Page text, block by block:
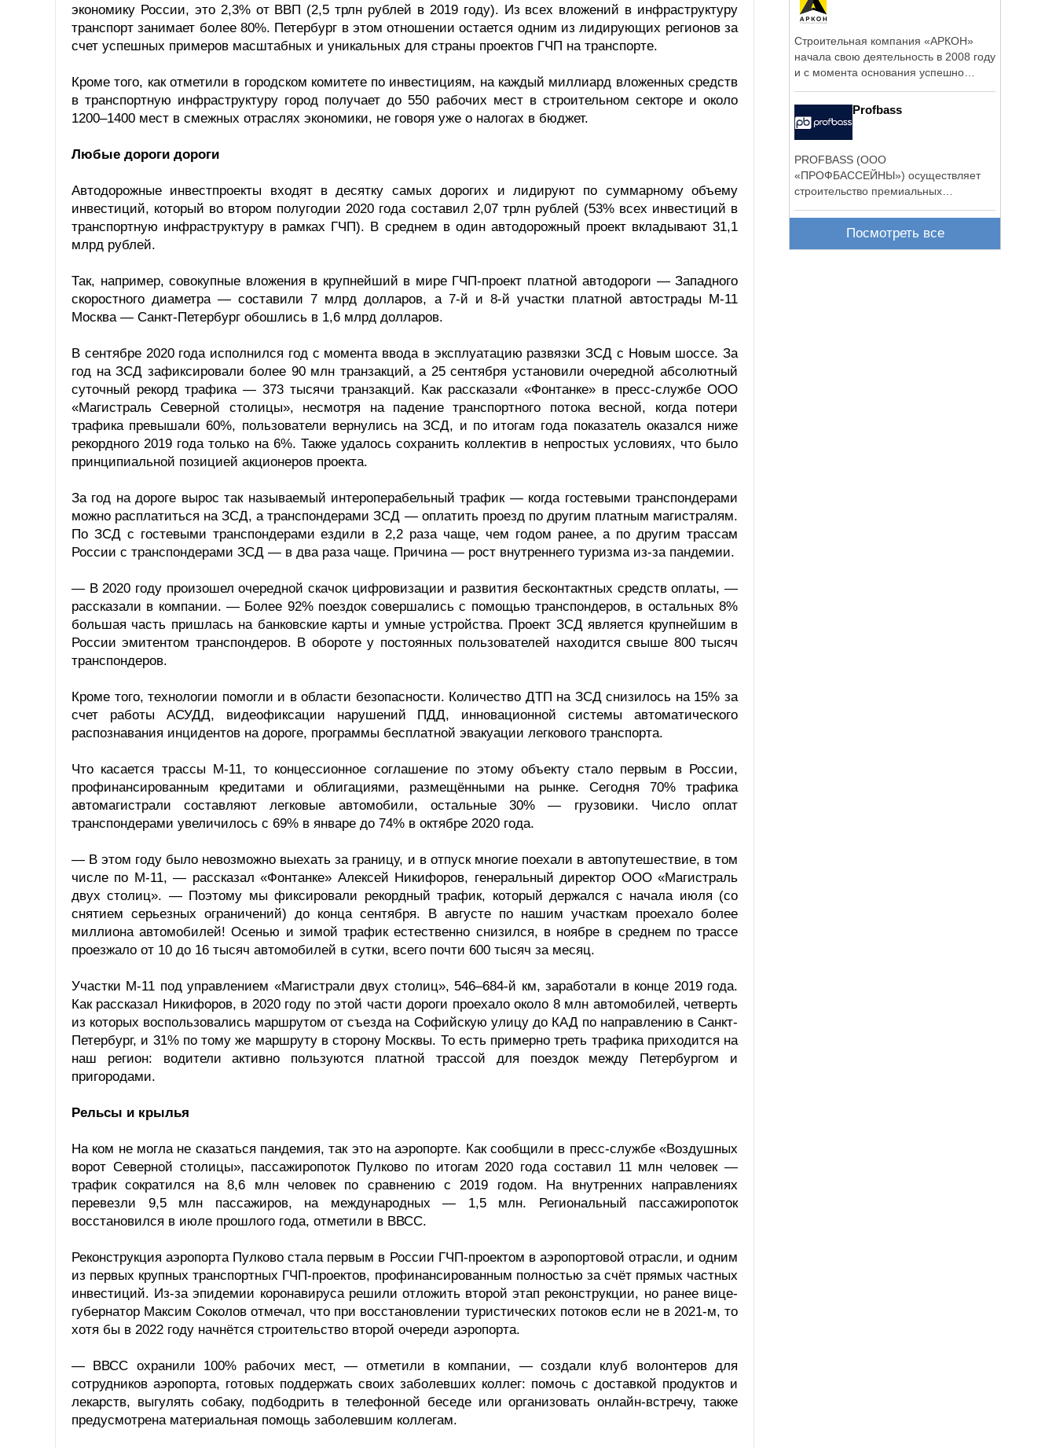
экономику России, это 2,3% от ВВП (2,5 трлн рублей в 2019 году). Из всех вложений в инфраструктуру
транспорт занимает более 80%. Петербург в этом отношении остается одним из лидирующих регионов за
счет успешных примеров масштабных и уникальных для страны проектов ГЧП на транспорте.
Кроме того, как отметили в городском комитете по инвестициям, на каждый миллиард вложенных средств
в транспортную инфраструктуру город получает до 550 рабочих мест в строительном секторе и около
1200–1400 мест в смежных отраслях экономики, не говоря уже о налогах в бюджет.
Любые дороги дороги
Автодорожные инвестпроекты входят в десятку самых дорогих и лидируют по суммарному объему
инвестиций, который во втором полугодии 2020 года составил 2,07 трлн рублей (53% всех инвестиций в
транспортную инфраструктуру в рамках ГЧП). В среднем в один автодорожный проект вкладывают 31,1
млрд рублей.
Так, например, совокупные вложения в крупнейший в мире ГЧП-проект платной автодороги — Западного
скоростного диаметра — составили 7 млрд долларов, а 7-й и 8-й участки платной автострады М-11
Москва — Санкт-Петербург обошлись в 1,6 млрд долларов.
В сентябре 2020 года исполнился год с момента ввода в эксплуатацию развязки ЗСД с Новым шоссе. За
год на ЗСД зафиксировали более 90 млн транзакций, а 25 сентября установили очередной абсолютный
суточный рекорд трафика — 373 тысячи транзакций. Как рассказали «Фонтанке» в пресс-службе ООО
«Магистраль Северной столицы», несмотря на падение транспортного потока весной, когда потери
трафика превышали 60%, пользователи вернулись на ЗСД, и по итогам года показатель оказался ниже
рекордного 2019 года только на 6%. Также удалось сохранить коллектив в непростых условиях, что было
принципиальной позицией акционеров проекта.
За год на дороге вырос так называемый интероперабельный трафик — когда гостевыми транспондерами
можно расплатиться на ЗСД, а транспондерами ЗСД — оплатить проезд по другим платным магистралям.
По ЗСД с гостевыми транспондерами ездили в 2,2 раза чаще, чем годом ранее, а по другим трассам
России с транспондерами ЗСД — в два раза чаще. Причина — рост внутреннего туризма из-за пандемии.
— В 2020 году произошел очередной скачок цифровизации и развития бесконтактных средств оплаты, —
рассказали в компании. — Более 92% поездок совершались с помощью транспондеров, в остальных 8%
большая часть пришлась на банковские карты и умные устройства. Проект ЗСД является крупнейшим в
России эмитентом транспондеров. В обороте у постоянных пользователей находится свыше 800 тысяч
транспондеров.
Кроме того, технологии помогли и в области безопасности. Количество ДТП на ЗСД снизилось на 15% за
счет работы АСУДД, видеофиксации нарушений ПДД, инновационной системы автоматического
распознавания инцидентов на дороге, программы бесплатной эвакуации легкового транспорта.
Что касается трассы М-11, то концессионное соглашение по этому объекту стало первым в России,
профинансированным кредитами и облигациями, размещёнными на рынке. Сегодня 70% трафика
автомагистрали составляют легковые автомобили, остальные 30% — грузовики. Число оплат
транспондерами увеличилось с 69% в январе до 74% в октябре 2020 года.
— В этом году было невозможно выехать за границу, и в отпуск многие поехали в автопутешествие, в том
числе по М-11, — рассказал «Фонтанке» Алексей Никифоров, генеральный директор ООО «Магистраль
двух столиц». — Поэтому мы фиксировали рекордный трафик, который держался с начала июля (со
снятием серьезных ограничений) до конца сентября. В августе по нашим участкам проехало более
миллиона автомобилей! Осенью и зимой трафик естественно снизился, в ноябре в среднем по трассе
проезжало от 10 до 16 тысяч автомобилей в сутки, всего почти 600 тысяч за месяц.
Участки М-11 под управлением «Магистрали двух столиц», 546–684-й км, заработали в конце 2019 года.
Как рассказал Никифоров, в 2020 году по этой части дороги проехало около 8 млн автомобилей, четверть
из которых воспользовались маршрутом от съезда на Софийскую улицу до КАД по направлению в Санкт-
Петербург, и 31% по тому же маршруту в сторону Москвы. То есть примерно треть трафика приходится на
наш регион: водители активно пользуются платной трассой для поездок между Петербургом и
пригородами.
Рельсы и крылья
На ком не могла не сказаться пандемия, так это на аэропорте. Как сообщили в пресс-службе «Воздушных
ворот Северной столицы», пассажиропоток Пулково по итогам 2020 года составил 11 млн человек —
трафик сократился на 8,6 млн человек по сравнению с 2019 годом. На внутренних направлениях
перевезли 9,5 млн пассажиров, на международных — 1,5 млн. Региональный пассажиропоток
восстановился в июле прошлого года, отметили в ВВСС.
Реконструкция аэропорта Пулково стала первым в России ГЧП-проектом в аэропортовой отрасли, и одним
из первых крупных транспортных ГЧП-проектов, профинансированным полностью за счёт прямых частных
инвестиций. Из-за эпидемии коронавируса решили отложить второй этап реконструкции, но ранее вице-
губернатор Максим Соколов отмечал, что при восстановлении туристических потоков если не в 2021-м, то
хотя бы в 2022 году начнётся строительство второй очереди аэропорта.
— ВВСС охранили 100% рабочих мест, — отметили в компании, — создали клуб волонтеров для
сотрудников аэропорта, готовых поддержать своих заболевших коллег: помочь с доставкой продуктов и
лекарств, выгулять собаку, подбодрить в телефонной беседе или организовать онлайн-встречу, также
предусмотрена материальная помощь заболевшим коллегам.
Строительная компания «АРКОН»
начала свою деятельность в 2008 году
и с момента основания успешно
Profbass
PROFBASS (ООО
«ПРОФБАССЕЙНЫ») осуществляет
строительство премиальных
Посмотреть все